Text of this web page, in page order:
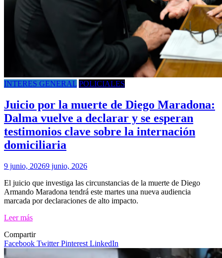
INTERES GENERAL POLICIALES
Juicio por la muerte de Diego Maradona:
Dalma vuelve a declarar y se esperan
testimonios clave sobre la internación
domiciliaria
9 junio, 20269 junio, 2026
El juicio que investiga las circunstancias de la muerte de Diego
Armando Maradona tendrá este martes una nueva audiencia
marcada por declaraciones de alto impacto.
Leer más
Compartir
Facebook TwitterPinterest LinkedIn